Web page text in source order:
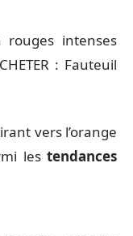
rouges intenses
: Fauteuil
vers l’orange
les tendances